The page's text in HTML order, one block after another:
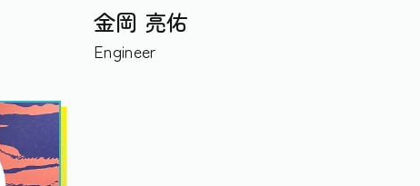
金岡 亮佑
Engineer